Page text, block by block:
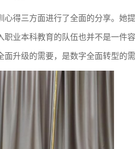
得三方面进行了全面的分享。她
业本科教育的队伍也并不是一件
升级的需要，是数字全面转型的